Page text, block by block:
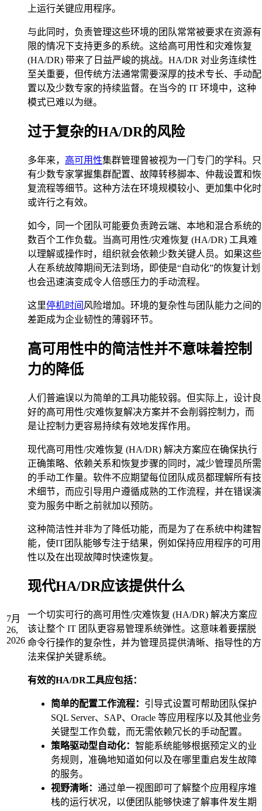
7月
26,
2026
上运行关键应用程序。
与此同时，负责管理这些环境的团队常常被要求在资源有
限的情况下支持更多的系统。这给高可用性和灾难恢复
(HA/DR) 带来了日益严峻的挑战。HA/DR 对业务连续性
至关重要，但传统方法通常需要深厚的技术专长、手动配
置以及少数专家的持续监督。在当今的 IT 环境中，这种
模式已难以为继。
过于复杂的HA/DR的风险
多年来， 高可用性集群管理曾被视为一门专门的学科。只
有少数专家掌握集群配置、故障转移脚本、仲裁设置和恢
复流程等细节。这种方法在环境规模较小、更加集中化时
或许行之有效。
如今，同一个团队可能要负责跨云端、本地和混合系统的
数百个工作负载。当高可用性/灾难恢复 (HA/DR) 工具难
以理解或操作时，组织就会依赖少数关键人员。如果这些
人在系统故障期间无法到场，即使是“自动化”的恢复计划
也会迅速演变成令人倍感压力的手动流程。
这里停机时间 风险增加。环境的复杂性与团队能力之间的
差距成为企业韧性的薄弱环节。
高可用性中的简洁性并不意味着控制
力的降低
人们普遍误以为简单的工具功能较弱。但实际上，设计良
好的高可用性/灾难恢复解决方案并不会削弱控制力，而
是让控制力更容易持续有效地发挥作用。
现代高可用性/灾难恢复 (HA/DR) 解决方案应在确保执行
正确策略、依赖关系和恢复步骤的同时，减少管理员所需
的手动工作量。软件不应期望每位团队成员都理解所有技
术细节，而应引导用户遵循成熟的工作流程，并在错误演
变为服务中断之前就加以预防。
这种简洁性并非为了降低功能，而是为了在系统中构建智
能，使IT团队能够专注于结果，例如保持应用程序的可用
性以及在出现故障时快速恢复。
现代HA/DR应该提供什么
一个切实可行的高可用性/灾难恢复 (HA/DR) 解决方案应
该让整个 IT 团队更容易管理系统弹性。这意味着要摆脱
命令行操作的复杂性，并为管理员提供清晰、指导性的方
法来保护关键系统。
有效的HA/DR工具应包括：
简单的配置工作流程： 引导式设置可帮助团队保护
SQL Server、SAP、Oracle 等应用程序以及其他业务
关键型工作负载，而无需依赖冗长的手动配置。
策略驱动型自动化： 智能系统能够根据预定义的业
务规则，准确地知道如何以及在哪里重启发生故障
的服务。
视野清晰： 通过单一视图即可了解整个应用程序堆
栈的运行状况，以便团队能够快速了解​​事件发生期